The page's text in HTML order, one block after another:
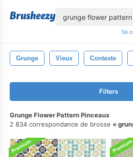
Se
Grunge Vieux Contexte
Filters
Grunge Flower Pattern Pinceaux
2 834 correspondance de brosse